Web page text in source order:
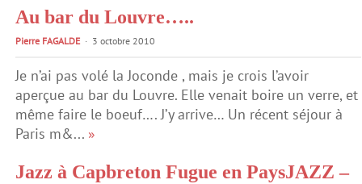
Au bar du Louvre…..
Pierre FAGALDE 3 octobre 2010
Je n’ai pas volé la Joconde , mais je crois l’avoir
aperçue au bar du Louvre. Elle venait boire un verre, et
même faire le boeuf…. J’y arrive… Un récent séjour à
Paris m&... »
Jazz à Capbreton Fugue en PaysJAZZ –